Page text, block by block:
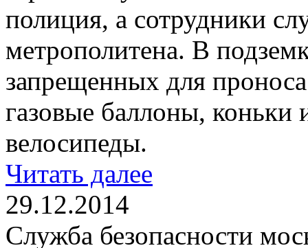
полиция, а сотрудники
метрополитена. В
запрещенных для
газовые баллоны, коньки
велосипеды.
Читать далее
29.12.2014
Служба безопасности